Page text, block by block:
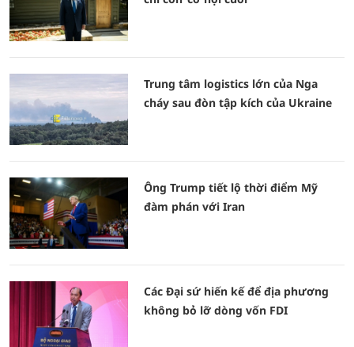
Trung tâm logistics lớn của Nga
cháy sau đòn tập kích của Ukraine
Ông Trump tiết lộ thời điểm Mỹ
đàm phán với Iran
Các Đại sứ hiến kế để địa phương
không bỏ lỡ dòng vốn FDI